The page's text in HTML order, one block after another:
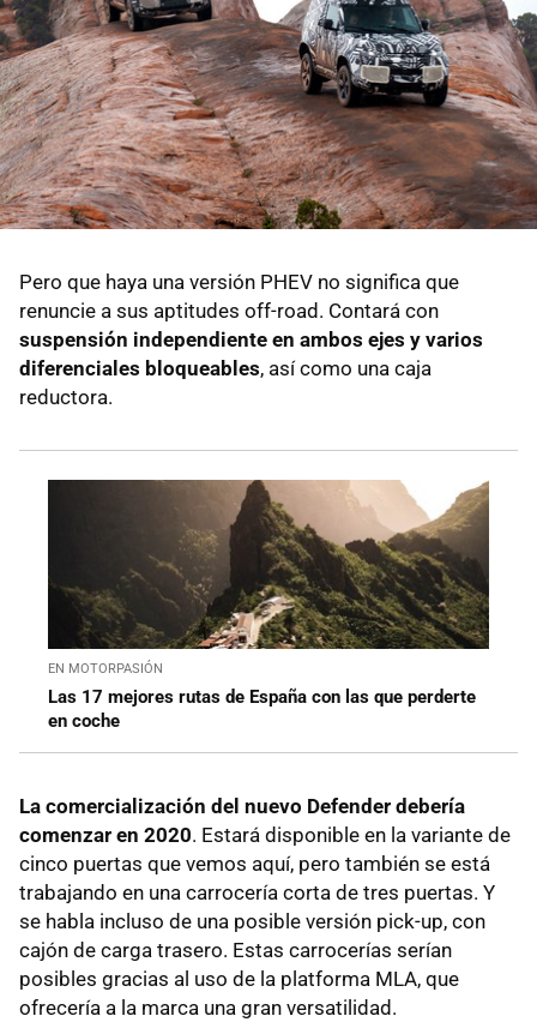
Pero que haya una versión PHEV no significa que
renuncie a sus aptitudes off-road. Contará con
suspensión independiente en ambos ejes y varios
diferenciales bloqueables, así como una caja
reductora.
EN MOTORPASIÓN
Las 17 mejores rutas de España con las que perderte
en coche
La comercialización del nuevo Defender debería
comenzar en 2020. Estará disponible en la variante de
cinco puertas que vemos aquí, pero también se está
trabajando en una carrocería corta de tres puertas. Y
se habla incluso de una posible versión pick-up, con
cajón de carga trasero. Estas carrocerías serían
posibles gracias al uso de la platforma MLA, que
ofrecería a la marca una gran versatilidad.